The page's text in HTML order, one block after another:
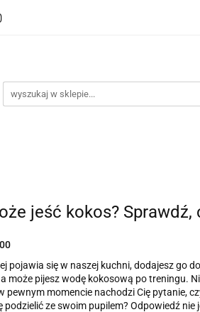
jeść kokos?
pojawia się w naszej kuchni, dodajesz go do
może pijesz wodę kokosową po treningu.
pewnym momencie nachodzi Cię pytanie,
podzielić ze swoim pupilem? Odpowiedź nie